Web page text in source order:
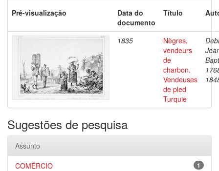
Pré-visualização
Data do
documento
Título
1835
Nègres,
vendeurs
de
charbon.
Vendeuses
de pled
Turquie
Sugestões de pesquisa
Assunto
1
COMÉRCIO